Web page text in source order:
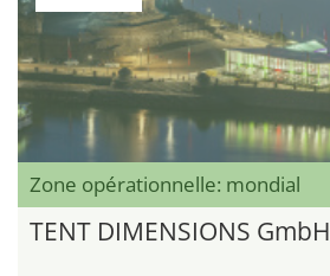
Zone opérationnelle: mondial
TENT DIMENSIONS GmbH